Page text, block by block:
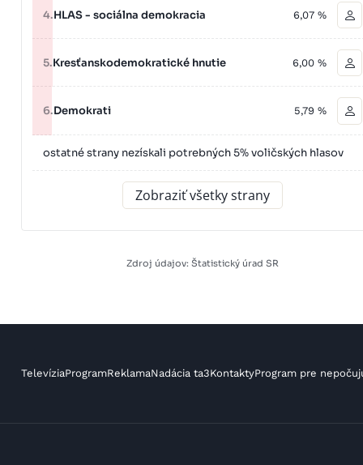
4.HLAS - sociálna demokracia 6,07 %
5.Kresťanskodemokratické hnutie 6,00 %
6.Demokrati 5,79 %
ostatné strany nezískali potrebných 5% voličských hlasov
Zobraziť všetky strany
Zdroj údajov: Štatistický úrad SR
TelevíziaProgramReklamaNadácia ta3KontaktyProgram pre